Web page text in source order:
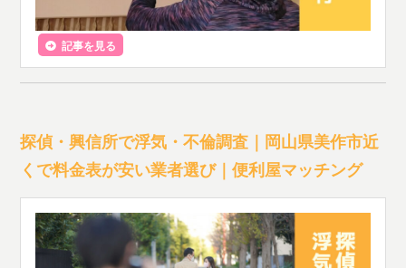
記事を見る
探偵・興信所で浮気・不倫調査｜岡山県美作市近
くで料金表が安い業者選び｜便利屋マッチング